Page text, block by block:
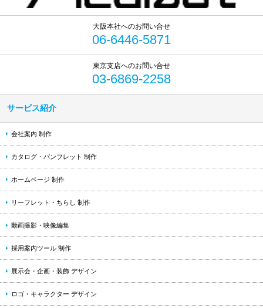
06-6446-5871
03-6869-2258
サービス紹介
会社案内 制作
カタログ・パンフレット 制作
ホームページ 制作
リーフレット・ちらし 制作
動画撮影・映像編集
採用案内ツール 制作
展示会・企画・装飾 デザイン
ロゴ・キャラクター デザイン